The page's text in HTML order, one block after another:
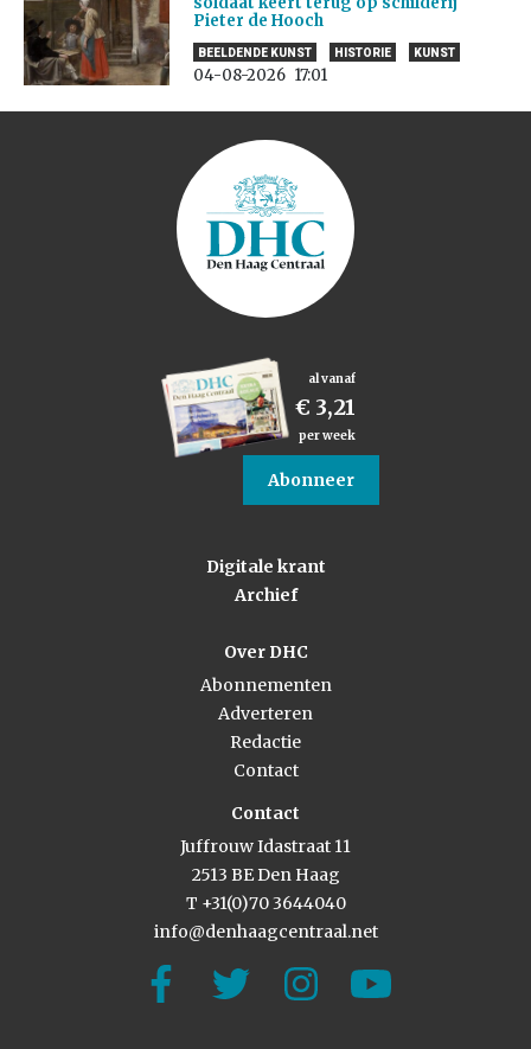
Pieter de Hooch
BEELDENDE KUNST HISTORIE KUNST
04-08-2026 17:01
al vanaf
€ 3,21
per week
Abonneer
Digitale krant
Archief
Over DHC
Abonnementen
Adverteren
Redactie
Contact
Contact
Juffrouw Idastraat 11
2513 BE Den Haag
T +31(0)70 3644040
info@denhaagcentraal.net